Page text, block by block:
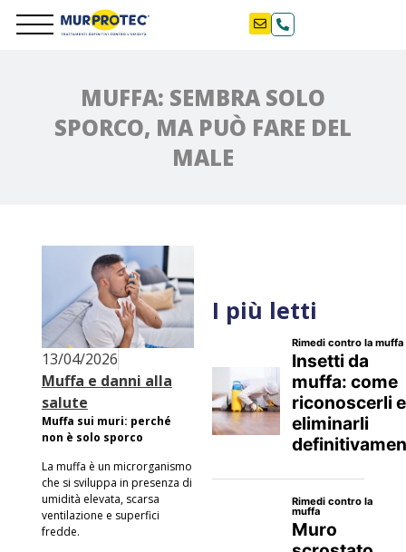
MUFFA: SEMBRA SOLO
SPORCO, MA PUÒ FARE DEL
MALE
13/04/2026
Muffa e danni alla
salute
Muffa sui muri: perché
non è solo sporco
La muffa è un microrganismo
che si sviluppa in presenza di
umidità elevata, scarsa
ventilazione e superfici
fredde.
I più letti